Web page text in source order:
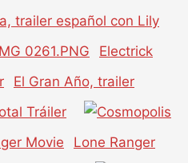
trailer español con Lily
Electrick
El Gran Año, trailer
Tráiler
Lone Ranger